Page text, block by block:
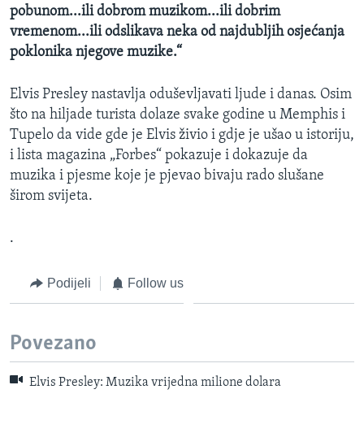
pobunom...ili dobrom muzikom...ili dobrim
vremenom...ili odslikava neka od najdubljih osjećanja
poklonika njegove muzike.“
Elvis Presley nastavlja oduševljavati ljude i danas. Osim
što na hiljade turista dolaze svake godine u Memphis i
Tupelo da vide gde je Elvis živio i gdje je ušao u istoriju,
i lista magazina „Forbes“ pokazuje i dokazuje da
muzika i pjesme koje je pjevao bivaju rado slušane
širom svijeta.
.
Podijeli Follow us
Povezano
Elvis Presley: Muzika vrijedna milione dolara